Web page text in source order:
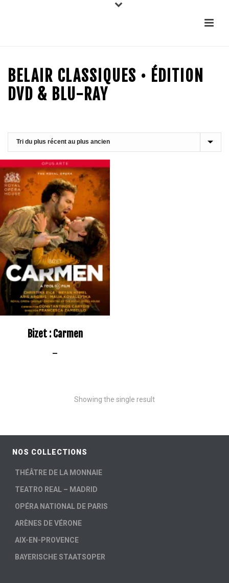
BELAIR CLASSIQUES • ÉDITION
DVD & BLU-RAY
Bizet : Carmen
–
Showing the single result
NOS COLLECTIONS
THÉÂTRE DE LA MONNAIE
TEATRO REAL – MADRID
OPÉRA NATIONAL DE PARIS
ARÈNES DE VÉRONE
AIX-EN-PROVENCE
BAYERISCHE STAATSOPER